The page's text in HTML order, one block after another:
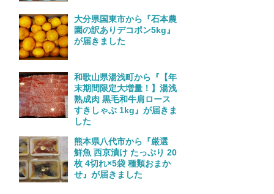
大分県国東市から『石本農
園の訳ありデコポン5kg』
が届きました
和歌山県湯浅町から『【年
末期間限定大増量！】湯浅
熟成肉 黒毛和牛肩ロース
すきしゃぶ 1kg』が届きま
した
熊本県八代市から『厳選
鮮魚 西京漬け たっぷり 20
枚 4切れ×5袋 種類おまか
せ』が届きました